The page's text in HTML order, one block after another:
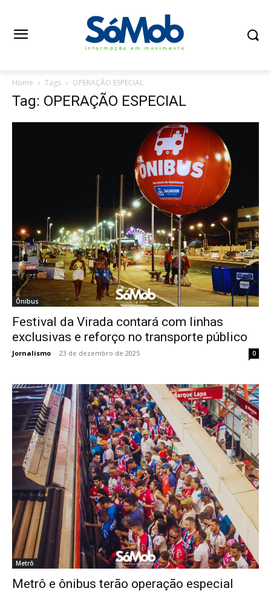
Home Tags OPERAÇÃO ESPECIAL
Tag: OPERAÇÃO ESPECIAL
Ônibus
Festival da Virada contará com linhas
exclusivas e reforço no transporte público
Jornalismo - 23 de dezembro de 2025 0
Metrô
Metrô e ônibus terão operação especial